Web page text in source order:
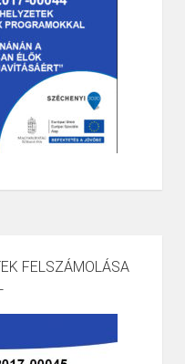
FELSZÁMOLÁSA